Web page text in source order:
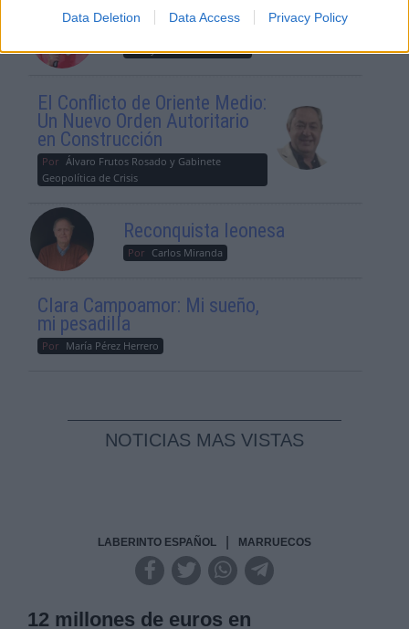
Data Deletion Data Access Privacy Policy
Votantes y votados
Por Juan Manuel Beltrán
El Conflicto de Oriente Medio:
Un Nuevo Orden Autoritario
en Construcción
Por Álvaro Frutos Rosado y Gabinete
Geopolítica de Crisis
Reconquista leonesa
Por Carlos Miranda
Clara Campoamor: Mi sueño,
mi pesadilla
Por María Pérez Herrero
NOTICIAS MAS VISTAS
LABERINTO ESPAÑOL MARRUECOS
12 millones de euros en